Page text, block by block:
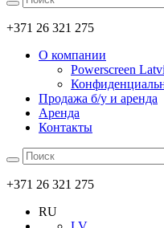
+371 26 321 275
О компании
Powerscreen
Продажа б/у и аренда
Аренда
Контакты
+371 26 321 275
RU